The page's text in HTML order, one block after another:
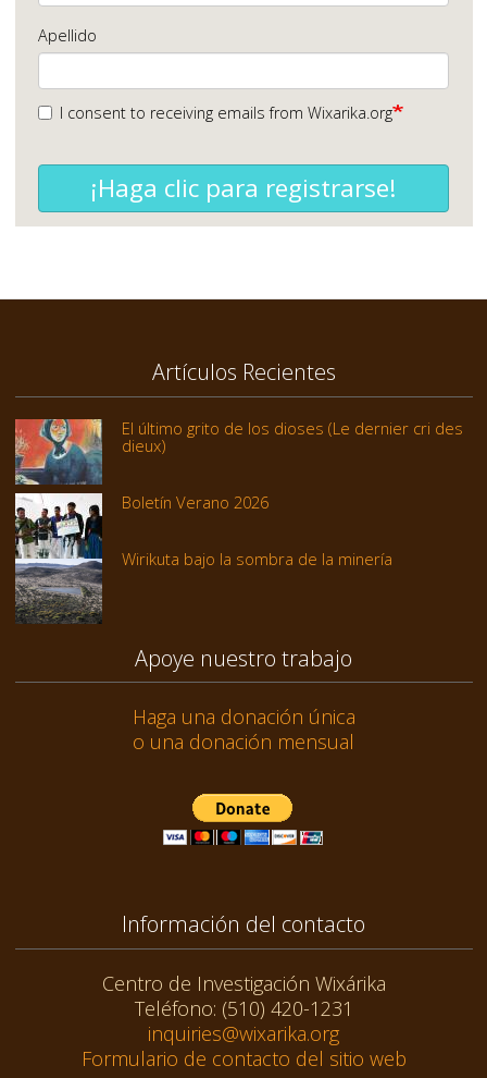
Apellido
I consent to receiving emails from Wixarika.org
¡Haga clic para registrarse!
Artículos Recientes
El último grito de los dioses (Le dernier cri des
dieux)
Boletín Verano 2026
Wirikuta bajo la sombra de la minería
Apoye nuestro trabajo
Haga una donación única
o una donación mensual
Información del contacto
Centro de Investigación Wixárika
Teléfono: (510) 420-1231
inquiries@wixarika.org
Formulario de contacto del sitio web